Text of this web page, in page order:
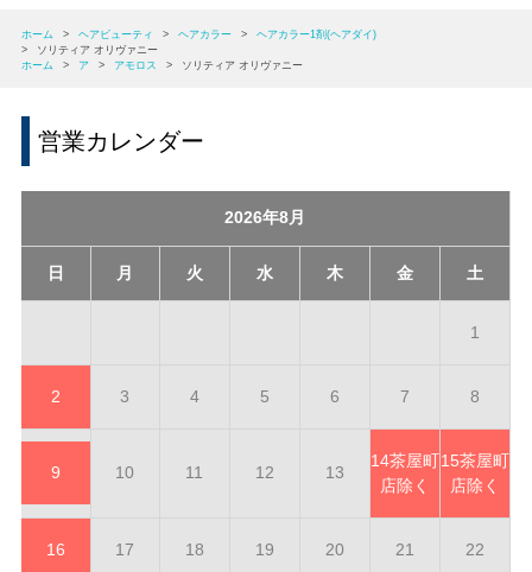
ホーム > ヘアビューティ > ヘアカラー >
ヘアカラー1剤(ヘアダイ)
>
ソリティア オリヴァニー
ホーム
> ア > アモロス > ソリティア オリヴァニー
営業カレンダー
2026年8月
日 月 火 水 木 金 土
1
2 3 4 5 6 7 8
9 10 11 12 13
14茶屋町
店除く
15茶屋町
店除く
16 17 18 19 20 21 22